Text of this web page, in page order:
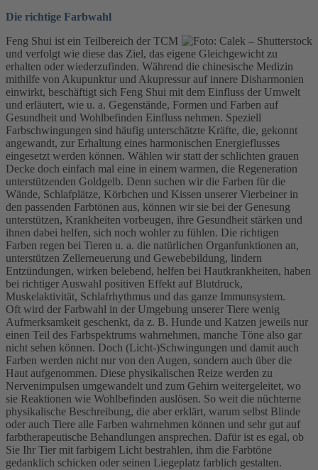
Die richtige Farbwahl
Feng Shui ist ein Teilbereich der TCM
und verfolgt wie diese das Ziel, das eigene Gleichgewicht zu
erhalten oder wiederzufinden. Während die chinesische Medizin
mithilfe von Akupunktur und Akupressur auf innere Disharmonien
einwirkt, beschäftigt sich Feng Shui mit dem Einfluss der Umwelt
und erläutert, wie u. a. Gegenstände, Formen und Farben auf
Gesundheit und Wohlbefinden Einfluss nehmen. Speziell
Farbschwingungen sind häufig unterschätzte Kräfte, die, gekonnt
angewandt, zur Erhaltung eines harmonischen Energieflusses
eingesetzt werden können. Wählen wir statt der schlichten grauen
Decke doch einfach mal eine in einem warmen, die Regeneration
unterstützenden Goldgelb. Denn suchen wir die Farben für die
Wände, Schlafplätze, Körbchen und Kissen unserer Vierbeiner in
den passenden Farbtönen aus, können wir sie bei der Genesung
unterstützen, Krankheiten vorbeugen, ihre Gesundheit stärken und
ihnen dabei helfen, sich noch wohler zu fühlen. Die richtigen
Farben regen bei Tieren u. a. die natürlichen Organfunktionen an,
unterstützen Zellerneuerung und Gewebebildung, lindern
Entzündungen, wirken belebend, helfen bei Hautkrankheiten, haben
bei richtiger Auswahl positiven Effekt auf Blutdruck,
Muskelaktivität, Schlafrhythmus und das ganze Immunsystem.
Oft wird der Farbwahl in der Umgebung unserer Tiere wenig
Aufmerksamkeit geschenkt, da z. B. Hunde und Katzen jeweils nur
einen Teil des Farbspektrums wahrnehmen, manche Töne also gar
nicht sehen können. Doch (Licht-)Schwingungen und damit auch
Farben werden nicht nur von den Augen, sondern auch über die
Haut aufgenommen. Diese physikalischen Reize werden zu
Nervenimpulsen umgewandelt und zum Gehirn weitergeleitet, wo
sie Reaktionen wie Wohlbefinden auslösen. So weit die nüchterne
physikalische Beschreibung, die aber erklärt, warum selbst Blinde
oder auch Tiere alle Farben wahrnehmen können und sehr gut auf
farbtherapeutische Behandlungen ansprechen. Dafür ist es egal, ob
Sie Ihr Tier mit farbigem Licht bestrahlen, ihm die Farbtöne
gedanklich schicken oder seinen Liegeplatz farblich gestalten.